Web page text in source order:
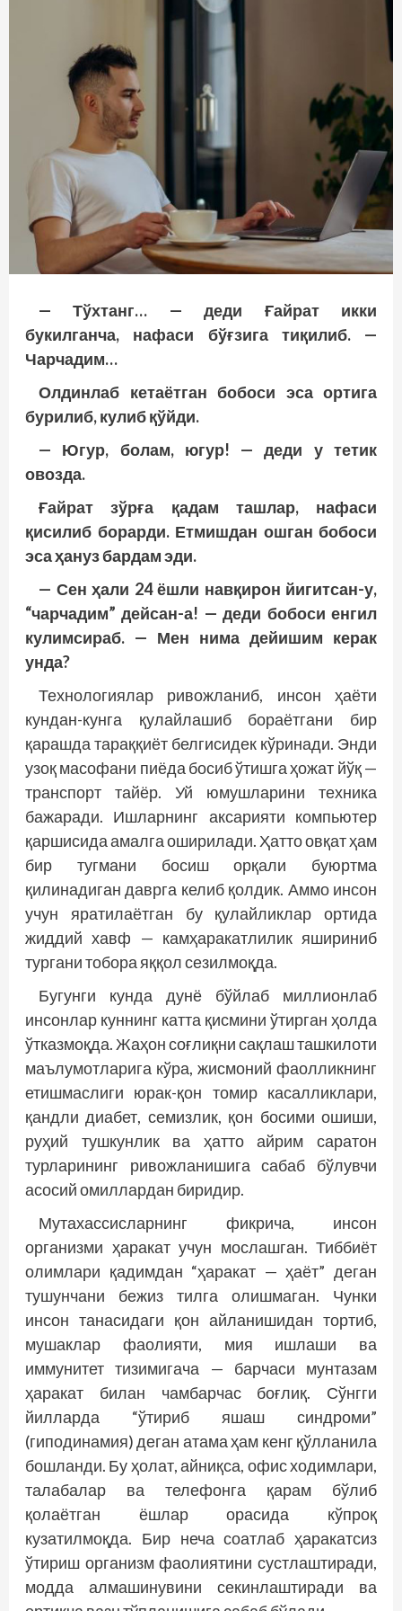
— Тўхтанг… — деди Ғайрат икки
букилганча, нафаси бўғзига тиқилиб. —
Чарчадим…
Олдинлаб кетаётган бобоси эса ортига
бурилиб, кулиб қўйди.
— Югур, болам, югур! — деди у тетик
овозда.
Ғайрат зўрға қадам ташлар, нафаси
қисилиб борарди. Етмишдан ошган бобоси
эса ҳануз бардам эди.
— Сен ҳали 24 ёшли навқирон йигитсан-у,
“чарчадим” дейсан-а! — деди бобоси енгил
кулимсираб. — Мен нима дейишим керак
унда?
Технологиялар ривожланиб, инсон ҳаёти
кундан-кунга қулайлашиб бораётгани бир
қарашда тараққиёт белгисидек кўринади. Энди
узоқ масофани пиёда босиб ўтишга ҳожат йўқ —
транспорт тайёр. Уй юмушларини техника
бажаради. Ишларнинг аксарияти компьютер
қаршисида амалга оширилади. Ҳатто овқат ҳам
бир тугмани босиш орқали буюртма
қилинадиган даврга келиб қолдик. Аммо инсон
учун яратилаётган бу қулайликлар ортида
жиддий хавф — камҳаракатлилик яшириниб
тургани тобора яққол сезилмоқда.
Бугунги кунда дунё бўйлаб миллионлаб
инсонлар куннинг катта қисмини ўтирган ҳолда
ўтказмоқда. Жаҳон соғлиқни сақлаш ташкилоти
маълумотларига кўра, жисмоний фаолликнинг
етишмаслиги юрак-қон томир касалликлари,
қандли диабет, семизлик, қон босими ошиши,
руҳий тушкунлик ва ҳатто айрим саратон
турларининг ривожланишига сабаб бўлувчи
асосий омиллардан биридир.
Мутахассисларнинг фикрича, инсон
организми ҳаракат учун мослашган. Тиббиёт
олимлари қадимдан “ҳаракат — ҳаёт” деган
тушунчани бежиз тилга олишмаган. Чунки
инсон танасидаги қон айланишидан тортиб,
мушаклар фаолияти, мия ишлаши ва
иммунитет тизимигача — барчаси мунтазам
ҳаракат билан чамбарчас боғлиқ. Сўнгги
йилларда “ўтириб яшаш синдроми”
(гиподинамия) деган атама ҳам кенг қўлланила
бошланди. Бу ҳолат, айниқса, офис ходимлари,
талабалар ва телефонга қарам бўлиб
қолаётган ёшлар орасида кўпроқ
кузатилмоқда. Бир неча соатлаб ҳаракатсиз
ўтириш организм фаолиятини сустлаштиради,
модда алмашинувини секинлаштиради ва